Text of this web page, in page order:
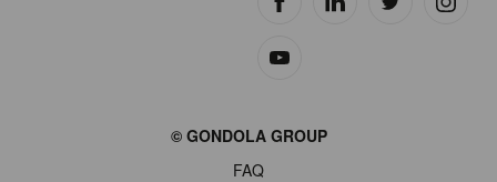
© GONDOLA GROUP
FAQ